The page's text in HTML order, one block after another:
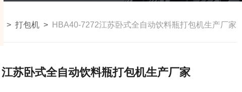
> 打包机 > HBA40-7272江苏卧式全自动饮料瓶打包机生产厂家
江苏卧式全自动饮料瓶打包机生产厂家